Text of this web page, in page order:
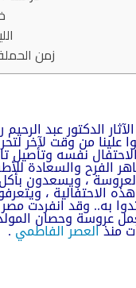
زمن
الدكتور عبد الرحيم
علينا من وقت لآخر
نفسه وتأصيل
الفرح والسعادة
، ويسعدون
الاحتفالية ،
به.. وقد انفردت
عروسة وحصان
منذالعصر الفاطمي.